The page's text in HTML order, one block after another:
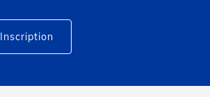
Inscription